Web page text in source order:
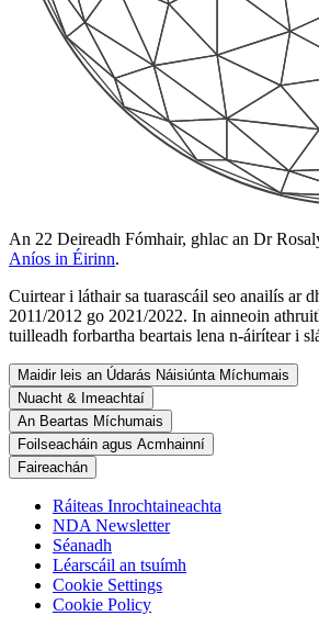
An 22 Deireadh Fómhair, ghlac an Dr
Aníos in Éirinn.
Cuirtear i láthair sa tuarascáil seo anailís ar
2011/2012 go 2021/2022. In ainneoin
tuilleadh forbartha beartais lena n-áirítear i
Maidir leis an Údarás Náisiúnta Míchumais
Nuacht & Imeachtaí
An Beartas Míchumais
Foilseacháin agus Acmhainní
Faireachán
Ráiteas Inrochtaineachta
NDA Newsletter
Séanadh
Léarscáil an tsuímh
Cookie Settings
Cookie Policy